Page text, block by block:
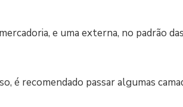
e uma externa, no padrão
é recomendado passar algumas